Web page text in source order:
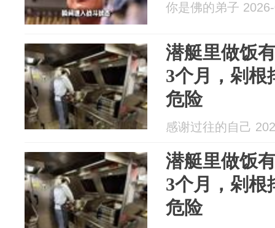
你是佛的弟子
潜艇里做饭
3个月，剁根
危险
感谢过往的自己
潜艇里做饭
3个月，剁根
危险